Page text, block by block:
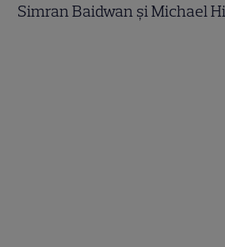
Simran Baidwan și Michael